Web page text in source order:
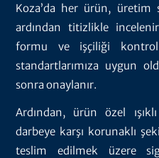
Koza’da her ürün, üretim
ardından titizlikle
formu ve işçiliği
standartlarımıza uygun
sonra onaylanır.
Ardından, ürün özel
darbeye karşı korunaklı
teslim edilmek üzere